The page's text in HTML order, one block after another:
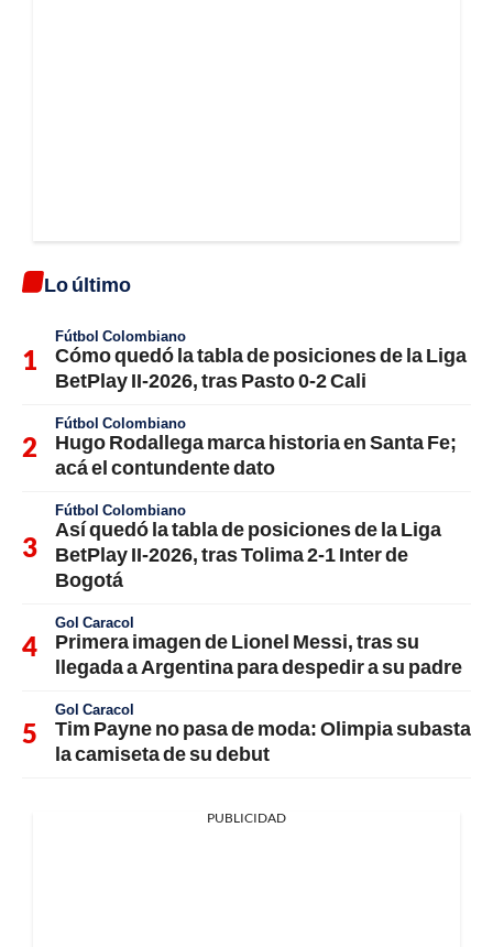
Lo último
Fútbol Colombiano
Cómo quedó la tabla de posiciones de la Liga
BetPlay II-2026, tras Pasto 0-2 Cali
Fútbol Colombiano
Hugo Rodallega marca historia en Santa Fe;
acá el contundente dato
Fútbol Colombiano
Así quedó la tabla de posiciones de la Liga
BetPlay II-2026, tras Tolima 2-1 Inter de
Bogotá
Gol Caracol
Primera imagen de Lionel Messi, tras su
llegada a Argentina para despedir a su padre
Gol Caracol
Tim Payne no pasa de moda: Olimpia subasta
la camiseta de su debut
PUBLICIDAD